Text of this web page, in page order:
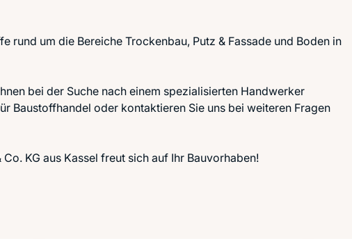
rund um die Bereiche Trockenbau, Putz & Fassade und Boden in
bei der Suche nach einem spezialisierten Handwerker
Baustoffhandel oder kontaktieren Sie uns bei weiteren Fragen
KG aus Kassel freut sich auf Ihr Bauvorhaben!